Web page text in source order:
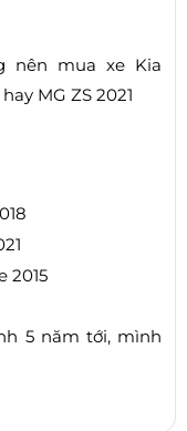
2015
5 năm tới, mình